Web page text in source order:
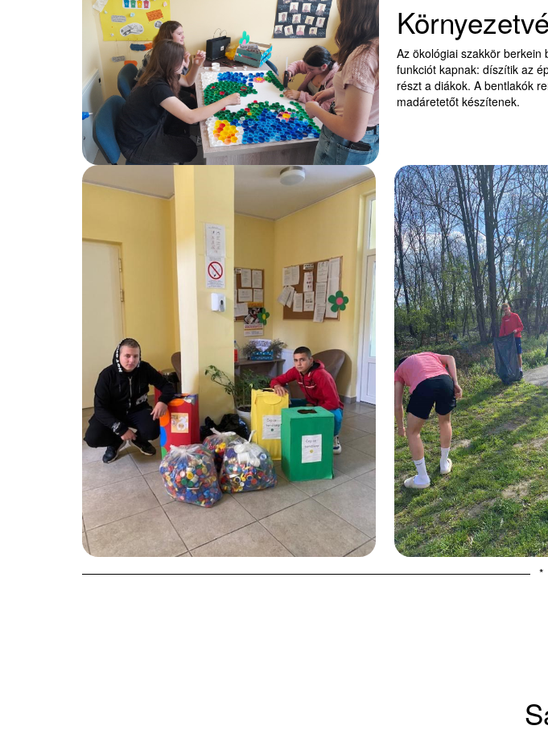
Az ökológiai szakkör
funkciót kapnak: díszítik az
részt a diákok. A bentlakók
madáretetőt készítenek.
*